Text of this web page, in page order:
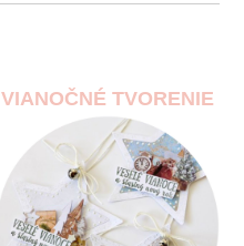
VIANOČNÉ TVORENIE